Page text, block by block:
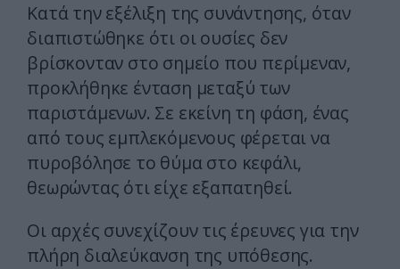
Κατά την εξέλιξη της συνάντησης, όταν
διαπιστώθηκε ότι οι ουσίες δεν
βρίσκονταν στο σημείο που περίμεναν,
προκλήθηκε ένταση μεταξύ των
παριστάμενων. Σε εκείνη τη φάση, ένας
από τους εμπλεκόμενους φέρεται να
πυροβόλησε το θύμα στο κεφάλι,
θεωρώντας ότι είχε εξαπατηθεί.
Οι αρχές συνεχίζουν τις έρευνες για την
πλήρη διαλεύκανση της υπόθεσης.